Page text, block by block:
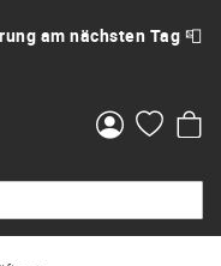
am nächsten Tag 📮